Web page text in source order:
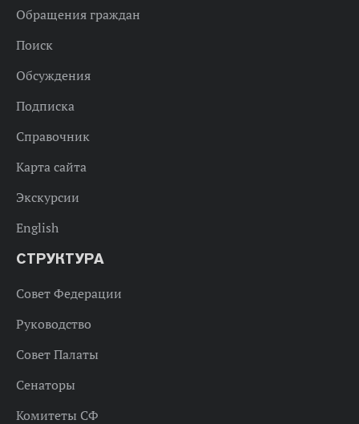
Обращения граждан
Поиск
Обсуждения
Подписка
Справочник
Карта сайта
Экскурсии
English
СТРУКТУРА
Совет Федерации
Руководство
Совет Палаты
Сенаторы
Комитеты СФ